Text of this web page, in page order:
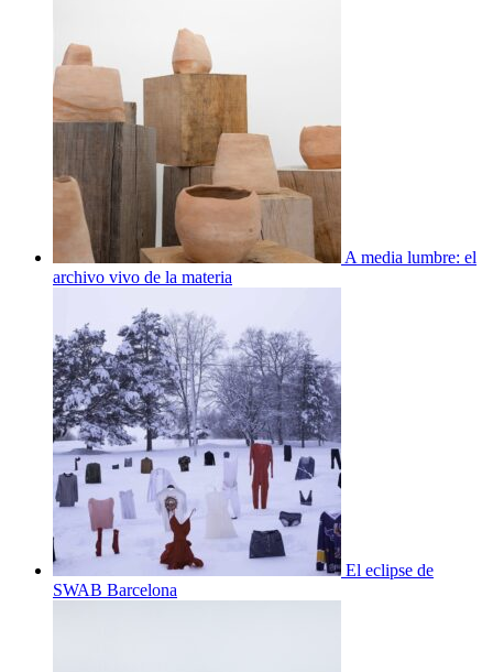
A media lumbre: el
archivo vivo de la materia
El eclipse de
SWAB Barcelona